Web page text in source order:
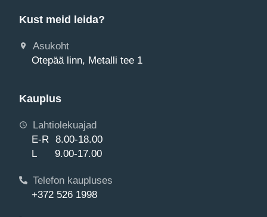
Kust meid leida?
Asukoht
Otepää linn, Metalli tee 1
Kauplus
Lahtiolekuajad
E-R 8.00-18.00
L 9.00-17.00
Telefon kaupluses
+372 526 1998